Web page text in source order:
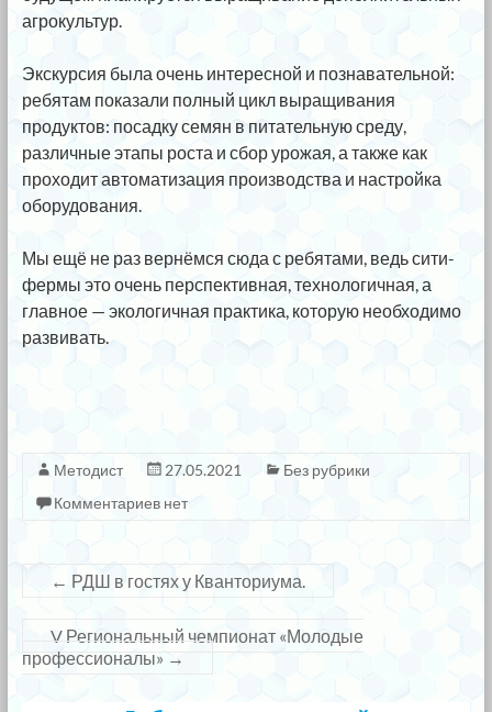
агрокультур.
Экскурсия была очень интересной и познавательной:
ребятам показали полный цикл выращивания
продуктов: посадку семян в питательную среду,
различные этапы роста и сбор урожая, а также как
проходит автоматизация производства и настройка
оборудования.
Мы ещё не раз вернёмся сюда с ребятами, ведь сити-
фермы это очень перспективная, технологичная, а
главное — экологичная практика, которую необходимо
развивать.
Методист 27.05.2021
Без рубрики
Комментариев нет
← РДШ в гостях у Кванториума.
V Региональный чемпионат «Молодые
профессионалы» →